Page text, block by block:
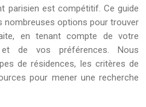
parisien est compétitif. Ce guide
nombreuses options pour trouver
en tenant compte de votre
de vos préférences. Nous
de résidences, les critères de
pour mener une recherche